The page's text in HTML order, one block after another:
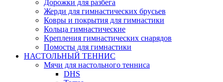
Дорожки для разбега
Жерди для гимнастических брусьев
Ковры и покрытия для гимнастики
Кольца гимнастические
Крепления гимнастических снарядов
Помосты для гимнастики
НАСТОЛЬНЫЙ ТЕННИС
Мячи для настольного тенниса
DHS